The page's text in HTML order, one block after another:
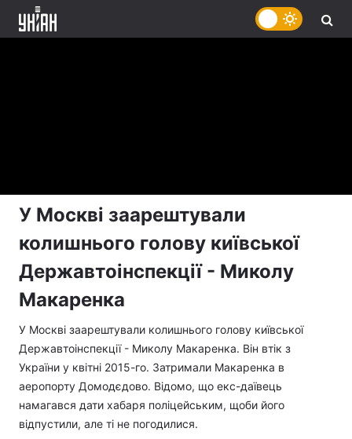
У Москві заарештували
колишнього голову київської
Державтоінспекції - Миколу
Макаренка
У Москві заарештували колишнього голову київської
Державтоінспекції - Миколу Макаренка. Він втік з
України у квітні 2015-го. Затримали Макаренка в
аеропорту Домодєдово. Відомо, що екс-даївець
намагався дати хабаря поліцейським, щоби його
відпустили, але ті не погодилися.